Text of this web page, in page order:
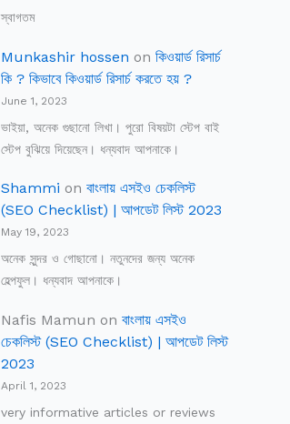
স্বাগতম
Munkashir hossen onকিওয়ার্ড রিসার্চ
কি ? কিভাবে কিওয়ার্ড রিসার্চ করতে হয় ?
June 1, 2023
ভাইয়া, অনেক গুছানো লিখা। পুরো বিষয়টা স্টেপ বাই
স্টেপ বুঝিয়ে দিয়েছেন। ধন্যবাদ আপনাকে।
Shammi onবাংলায় এসইও চেকলিস্ট
(SEO Checklist) | আপডেট লিস্ট 2023
May 19, 2023
অনেক সুন্দর ও গোছানো। নতুনদের জন্য অনেক
হেল্পফুল। ধন্যবাদ আপনাকে।
Nafis Mamun onবাংলায় এসইও
চেকলিস্ট (SEO Checklist) | আপডেট লিস্ট
2023
April 1, 2023
very informative articles or reviews